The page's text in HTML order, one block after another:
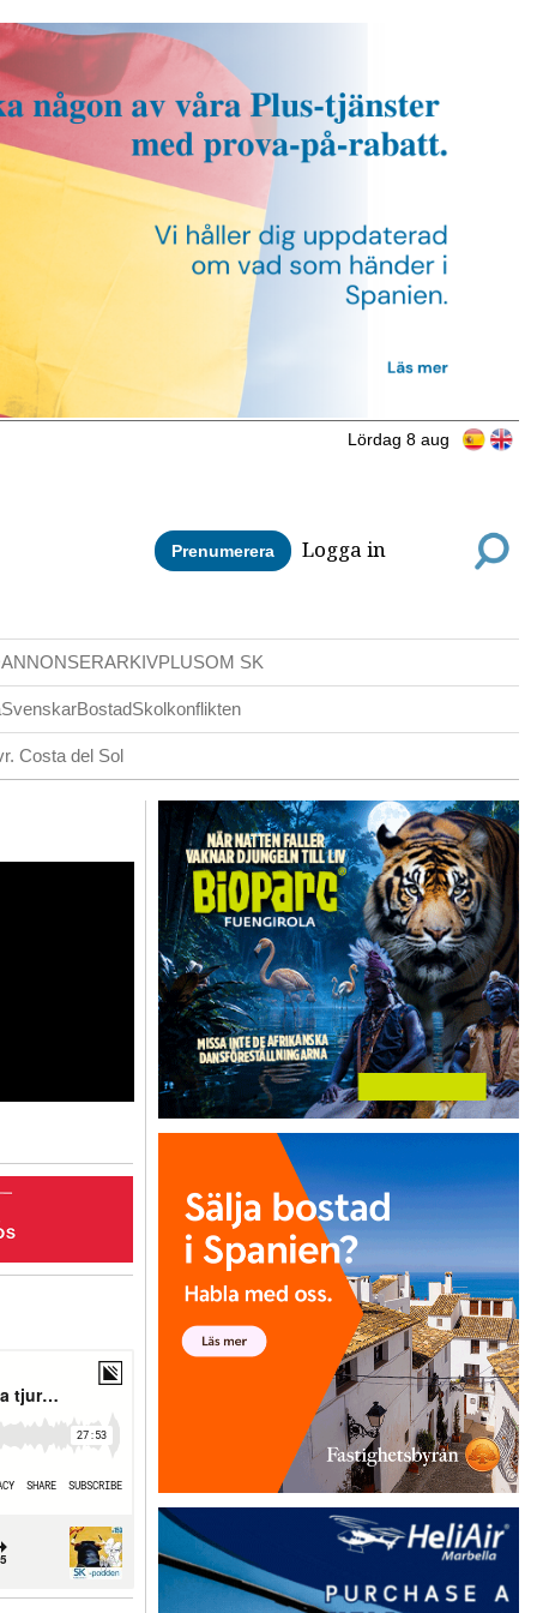
Lördag 8 aug
Prenumerera Logga in
ARKIVPLUSOM SK
SvenskarBostadSkolkonflikten
Costa del Sol